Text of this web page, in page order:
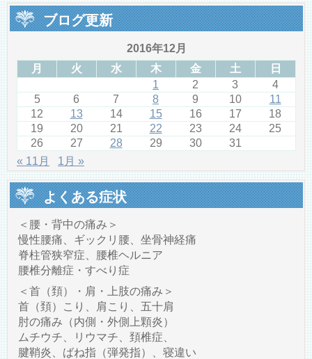
ブログ更新
2016年12月
月
火 水 木 金 土
日
1
2 3
4
5
6 7 8 9 10
11
12
13 14 15 16 17
18
19
20 21 22 23 24
25
26
27 28 29 30
31
« 11月
1月 »
よくある症状
＜腰・背中の痛み＞
慢性腰痛、ギックリ腰、坐骨神経痛
脊柱管狭窄症、腰椎ヘルニア
腰椎分離症・すべり症
＜首（頚）・肩・上肢の痛み＞
首（頚）こり、肩こり、五十肩
肘の痛み（内側・外側上顆炎）
ムチウチ、リウマチ、頚椎症、
腱鞘炎、ばね指（弾発指）、寝違い